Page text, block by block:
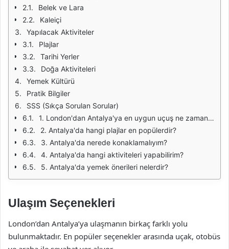
Belek ve Lara
Kaleiçi
Yapılacak Aktiviteler
Plajlar
Tarihi Yerler
Doğa Aktiviteleri
Yemek Kültürü
Pratik Bilgiler
SSS (Sıkça Sorulan Sorular)
1. London'dan Antalya'ya en uygun uçuş ne zaman yapılır?
2. Antalya'da hangi plajlar en popülerdir?
3. Antalya'da nerede konaklamalıyım?
4. Antalya'da hangi aktiviteleri yapabilirim?
5. Antalya'da yemek önerileri nelerdir?
Ulaşım Seçenekleri
London’dan Antalya’ya ulaşmanın birkaç farklı yolu
bulunmaktadır. En popüler seçenekler arasında uçak, otobüs